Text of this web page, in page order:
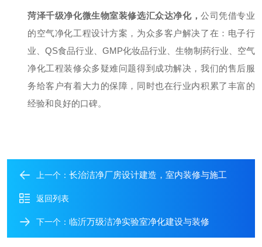
菏泽千级净化微生物室装修选汇众达净化，公司凭借专业
的空气净化工程设计方案，为众多客户解决了在：电子行
业、QS食品行业、 GMP化妆品行业、生物制药行业、空气
净化工程装修众多疑难问题得到成功解决，我们的售后服
务给客户有着大力的保障，同时也在行业内积累了丰富的
经验和良好的口碑。
上一个： 长治洁净厂房设计建造，室内装修与施工
返回列表
下一个： 临沂万级洁净实验室净化建设与装修